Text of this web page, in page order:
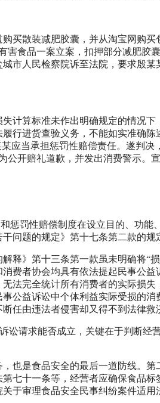
散装减肥胶囊，并从淘宝网购买
害食品一案立案，扣押部分减肥
市人民检察院诉至法院，要求殷
算标准未作出明确规定的情况下
行进货查验义务，不能如实准确
应当承担惩罚性赔偿责任。遂判
开赔礼道歉，并发出消费警示。
罚性赔偿制度在设立目的、功能
问题的规定》第十七条第二款的规
》第十三条第一款虽未明确将“
费者协会均具有依法提起民事公
法完全统计所有消费者的实际损
公益诉讼中个体利益实际受损的
任由违法者侵害却又得不到法律救
请求能否成立，关键在于判断经
是食品安全的最后一道防线。第
七十一条等，经营者应确保食品
于审理食品安全民事纠纷案件适